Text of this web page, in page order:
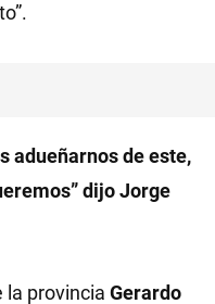
adueñarnos de este,
dijo Jorge
la provincia Gerardo